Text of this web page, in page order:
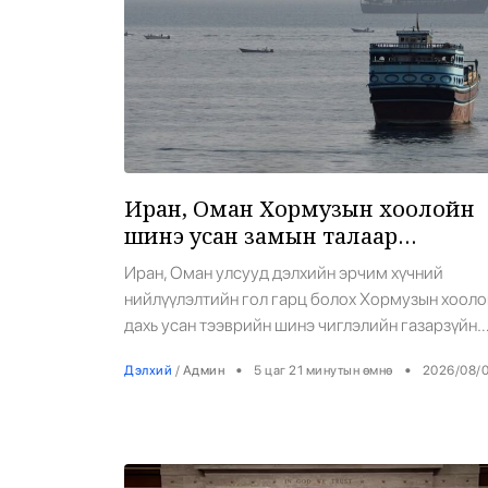
Иран, Оман Хормузын хоолойн
шинэ усан замын талаар
тохиролцоонд ойртлоо
Иран, Оман улсууд дэлхийн эрчим хүчний
нийлүүлэлтийн гол гарц болох Хормузын
дахь усан тээврийн шинэ чиглэлийн газарзүйн
бөгөөд хамтарсан мэдэгдлийн төслийг
Түүний хэлснээр, хэрэв гуравдагч талууд
Дэлхий / Админ • 5 цаг 21 минутын өмнө • 2026/08/